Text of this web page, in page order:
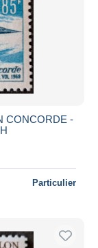
CONCORDE -
Particulier